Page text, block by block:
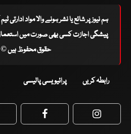
ہم نیوز پر شائع یا نشر ہونے والا مواد
پیشگی اجازت کسی بھی صورت میں استعمال
حقوق محفوظ ہیں © 2026
رابطہ کریں پرائیویسی پالیسی
Facebook